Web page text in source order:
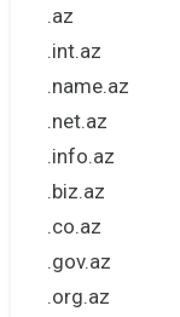
.az
.int.az
.name.az
.net.az
.info.az
.biz.az
.co.az
.gov.az
.org.az